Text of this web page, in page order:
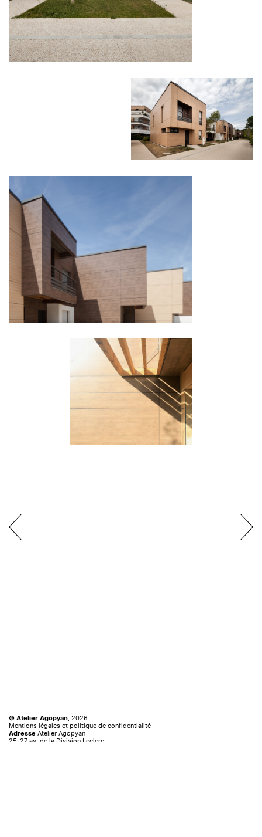
© Atelier Agopyan, 2026
Mentions légales et politique de confidentialité
Adresse Atelier Agopyan
25-27 av. de la Division Leclerc